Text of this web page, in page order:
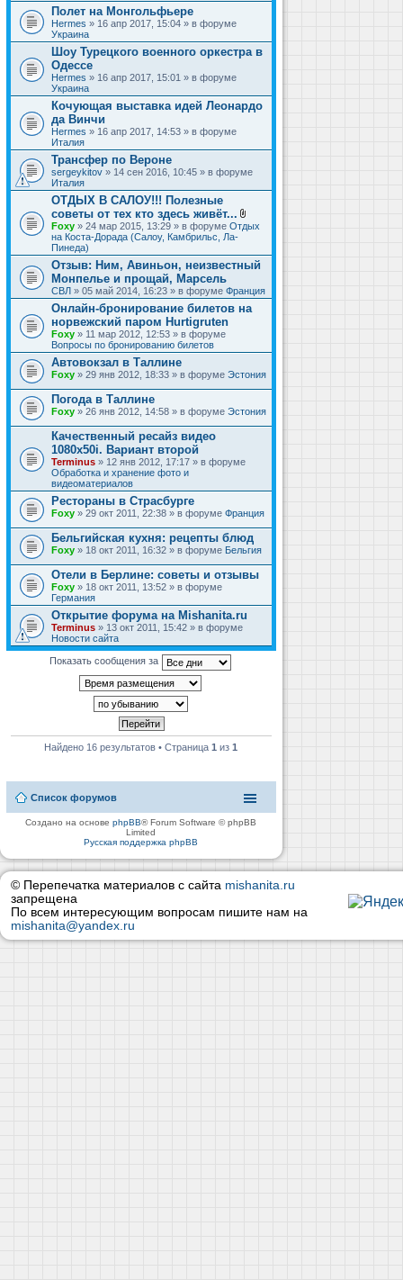
Полет на Монгольфьере
Hermes » 16 апр 2017, 15:04 » в форуме
Украина
Шоу Турецкого военного оркестра в
Одессе
Hermes » 16 апр 2017, 15:01 » в форуме
Украина
Кочующая выставка идей Леонардо
да Винчи
Hermes » 16 апр 2017, 14:53 » в форуме
Италия
Трансфер по Вероне
sergeykitov » 14 сен 2016, 10:45 » в форуме
Италия
ОТДЫХ В САЛОУ!!! Полезные
советы от тех кто здесь живёт...
В
л
ж
е
и
я
Foxy » 24 мар 2015, 13:29 » в форуме Отдых
на Коста-Дорада (Салоу, Камбрильс, Ла-
Пинеда)
Отзыв: Ним, Авиньон, неизвестный
Монпелье и прощай, Марсель
СВЛ » 05 май 2014, 16:23 » в форуме Франция
Онлайн-бронирование билетов на
норвежский паром Hurtigruten
Foxy » 11 мар 2012, 12:53 » в форуме
Вопросы по бронированию билетов
Автовокзал в Таллине
Foxy » 29 янв 2012, 18:33 » в форуме Эстония
Погода в Таллине
Foxy » 26 янв 2012, 14:58 » в форуме Эстония
Качественный ресайз видео
1080x50i. Вариант второй
Terminus » 12 янв 2012, 17:17 » в форуме
Обработка и хранение фото и
видеоматериалов
Рестораны в Страсбурге
Foxy » 29 окт 2011, 22:38 » в форуме Франция
Бельгийская кухня: рецепты блюд
Foxy » 18 окт 2011, 16:32 » в форуме Бельгия
Отели в Берлине: советы и отзывы
Foxy » 18 окт 2011, 13:52 » в форуме
Германия
Открытие форума на Mishanita.ru
Terminus » 13 окт 2011, 15:42 » в форуме
Новости сайта
Показать сообщения за
Найдено 16 результатов • Страница1 из1
Список форумов
Создано на основеphpBB® Forum Software © phpBB
Limited
Русская поддержка phpBB
© Перепечатка материалов с сайта mishanita.ru
запрещена
По всем интересующим вопросам пишите нам на
mishanita@yandex.ru